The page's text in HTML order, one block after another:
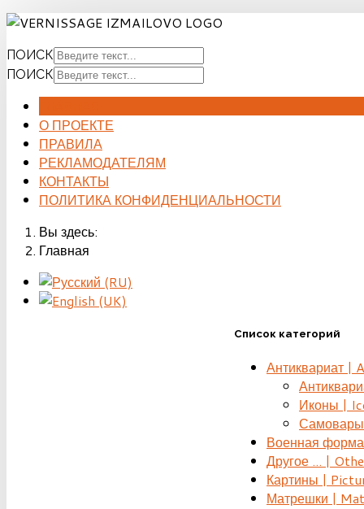
ПОИСК
ПОИСК
О ПРОЕКТЕ
ПРАВИЛА
РЕКЛАМОДАТЕЛЯМ
КОНТАКТЫ
ПОЛИТИКА КОНФИДЕНЦИАЛЬНОСТИ
Вы здесь:
Главная
Список категорий
Антиквариат |
Иконы |
Военная
Другое ... |
Картины |
Матрешки |